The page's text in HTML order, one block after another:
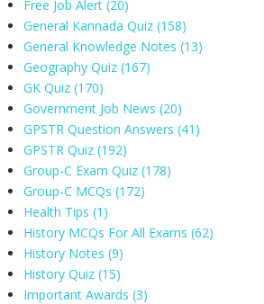
Free Job Alert(20)
General Kannada Quiz(158)
General Knowledge Notes(13)
Geography Quiz(167)
GK Quiz(170)
Government Job News(20)
GPSTR Question Answers(41)
GPSTR Quiz(192)
Group-C Exam Quiz(178)
Group-C MCQs(172)
Health Tips(1)
History MCQs For All Exams(62)
History Notes(9)
History Quiz(15)
Important Awards(3)